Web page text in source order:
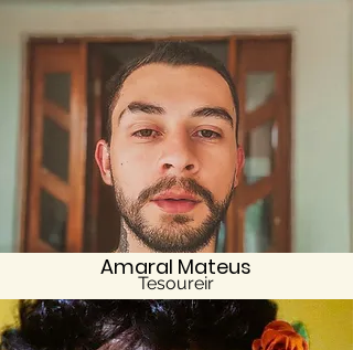
Amaral Mateus
Tesoureir
o